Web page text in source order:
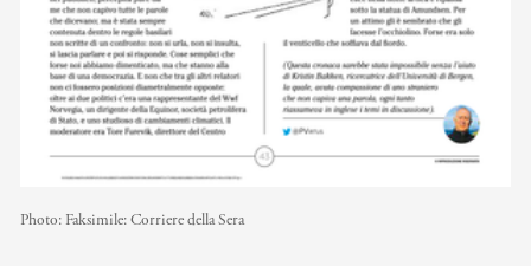
Photo: Faksimile: Corriere della Sera